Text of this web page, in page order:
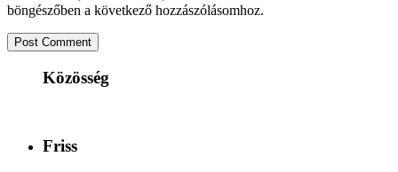
böngészőben a következő hozzászólásomhoz.
Közösség
Friss